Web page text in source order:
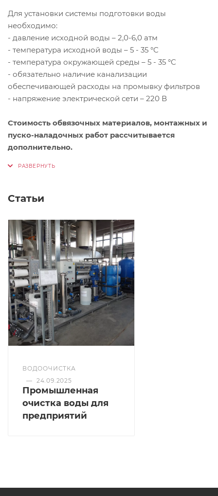
Для установки системы подготовки воды
необходимо:
- давление исходной воды – 2,0-6,0 атм
- температура исходной воды – 5 - 35 °C
- температура окружающей среды – 5 - 35 °C
- обязательно наличие канализации
обеспечивающей расходы на промывку фильтров
- напряжение электрической сети – 220 В
Стоимость обвязочных материалов, монтажных и
пуско-наладочных работ рассчитывается
дополнительно.
Статьи
ВОДООЧИСТКА
— 24.09.2025
Промышленная
очистка воды для
предприятий